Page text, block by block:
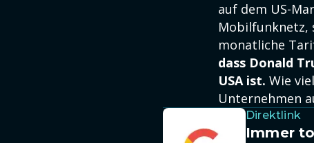
auf dem US-
monatliche
dass Donald
USA ist. Wie
Unternehmen
Direktlink
Immer